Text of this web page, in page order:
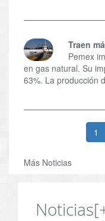
Traen
Pemex
en gas natural. Su
63%. La producción
1
Más Noticias
Noticias